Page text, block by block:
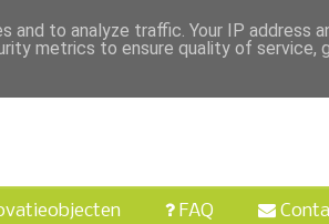
FAQ
to analyze traffic. Your IP address
metrics to ensure quality of service,